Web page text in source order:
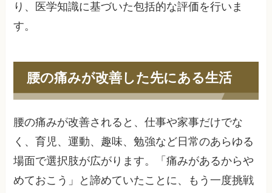
り、医学知識に基づいた包括的な評価を行いま
す。
腰の痛みが改善した先にある生活
腰の痛みが改善されると、仕事や家事だけでな
く、育児、運動、趣味、勉強など日常のあらゆる
場面で選択肢が広がります。「痛みがあるからや
めておこう」と諦めていたことに、もう一度挑戦